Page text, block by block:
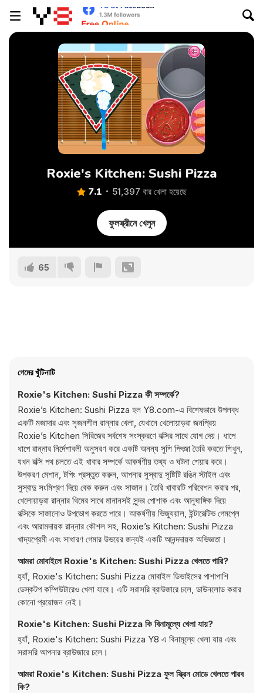
Roxie's Kitchen: Sushi Pizza
7.1 51,397 বার খেলা হয়েছে
ফুলস্ক্রীনে খেলুন
65
গেমের খুঁটিনাটি
Roxie's Kitchen: Sushi Pizza কী সম্পর্কে?
Roxie’s Kitchen: Sushi Pizza হল Y8.com-এ বিশেষভাবে উপলব্ধ
একটি মজাদার এবং সৃজনশীল রান্নার খেলা, যেখানে খেলোয়াড়রা জনপ্রিয়
Roxie’s Kitchen সিরিজের সর্বশেষ সংস্করণে রক্সির সাথে যোগ দেয়। ধাপে
ধাপে রান্নার নির্দেশাবলী অনুসরণ করে একটি অনন্য সুশি পিৎজা তৈরি করতে শিখুন,
যখন রক্সি পথ চলতে এই খাবার সম্পর্কে আকর্ষণীয় তথ্য ও ঘটনা শেয়ার করে।
উপকরণ মেশান, টপিং প্রস্তুত করুন, আপনার সুস্বাদু সৃষ্টিটি রঙিন স্টাইল এবং
সুস্বাদু সংমিশ্রণ দিয়ে বেক করুন এবং সাজান। তৈরি খাবারটি পরিবেশন করার পর,
খেলোয়াড়রা রান্নার থিমের সাথে মানানসই সুন্দর পোশাক এবং আনুষাঙ্গিক দিয়ে
রক্সিকে সাজানোও উপভোগ করতে পারে। আকর্ষণীয় ভিজ্যুয়াল, ইন্টারেক্টিভ গেমপ্লে
এবং আরামদায়ক রান্নার কৌশল সহ, Roxie’s Kitchen: Sushi Pizza
খাদ্যপ্রেমী এবং সাধারণ গেমার উভয়ের জন্যই একটি আনন্দদায়ক অভিজ্ঞতা।
আমরা মোবাইলে Roxie's Kitchen: Sushi Pizza খেলতে পারি?
হ্যাঁ, Roxie's Kitchen: Sushi Pizza মোবাইল ডিভাইসের পাশাপাশি
ডেস্কটপ কম্পিউটারেও খেলা যাবে। এটি সরাসরি ব্রাউজারে চলে, ডাউনলোড করার
কোনো প্রয়োজন নেই।
Roxie's Kitchen: Sushi Pizza কি বিনামূল্যে খেলা যায়?
হ্যাঁ, Roxie's Kitchen: Sushi Pizza Y8 এ বিনামূল্যে খেলা যায় এবং
সরাসরি আপনার ব্রাউজারে চলে।
আমরা Roxie's Kitchen: Sushi Pizza ফুল স্ক্রিন মোডে খেলতে পারব
কি?